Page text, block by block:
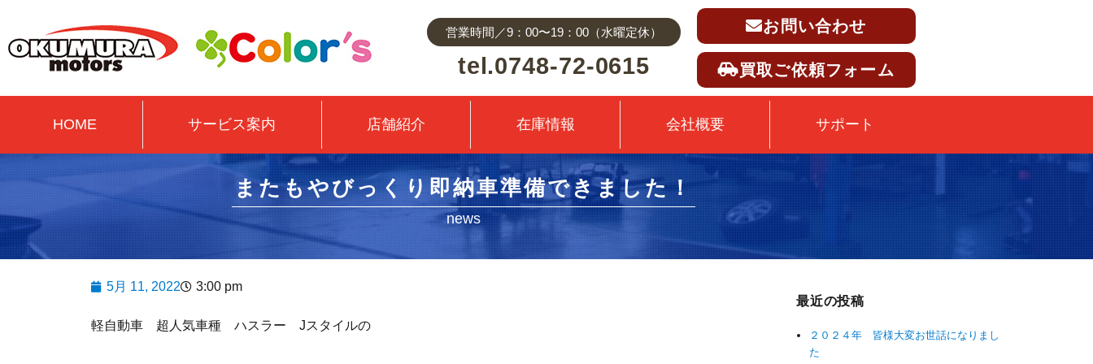
営業時間／9：00〜19：00（水曜定休）
tel.0748-72-0615
お問い合わせ
買取ご依頼フォーム
HOME サービス案内 店舗紹介 在庫情報 会社概要 サポート
またもやびっくり即納車準備できました！
news
5月 11, 2022 3:00 pm
軽自動車 超人気車種 ハスラー Jスタイルの
最近の投稿
２０２４年 皆様大変お世話になりまし
た